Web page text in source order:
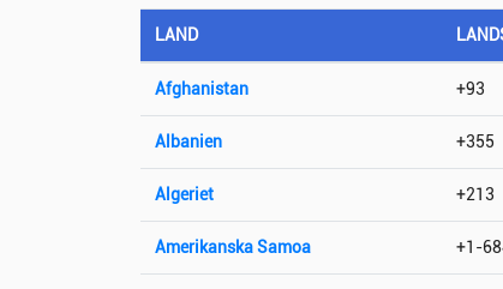
LAND
Afghanistan +93
Albanien +355
Algeriet +213
Amerikanska Samoa +1-